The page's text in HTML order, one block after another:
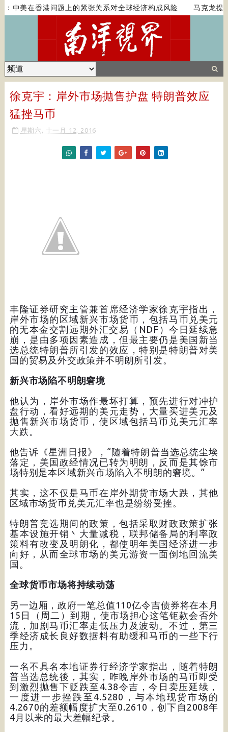
中美在香港问题上的紧张关系对全球经济构成风险 马克龙提
徐克宇：岸外市场抛售护盘 特朗普效应
猛挫马币
星期六, 十一月 12, 2016
丰隆证券研究主管兼首席经济学家徐克宇指出，
岸外市场的区域新兴市场货币，包括马币兑美元
的无本金交割远期外汇交易（NDF）今日延续急
崩，是由多项因素造成，但最主要仍是美国新当
选总统特朗普所引发的效应，特别是特朗普对美
国的贸易及外交政策并不明朗所引发。
新兴市场陷不明朗窘境
他认为，岸外市场作最坏打算，预先进行对冲护
盘行动，看好远期的美元走势，大量买进美元及
抛售新兴市场货币，使区域包括马币兑美元汇率
大跌。
他告诉《星洲日报》，“随着特朗普当选总统尘埃
落定，美国政经情况已转为明朗，反而是其馀市
场特别是本区域新兴市场陷入不明朗的窘境。”
其实，这不仅是马币在岸外期货市场大跌，其他
区域市场货币兑美元汇率也是纷纷受挫。
特朗普竞选期间的政策，包括采取财政政策扩张
基本设施开销丶大量减税，联邦储备局的利率政
策料有改变及明朗化，都使明年美国经济进一步
向好，从而全球市场的美元游资一面倒地回流美
国。
全球货币市场将持续动荡
另一边厢，政府一笔总值110亿令吉债券将在本月
15日（周二）到期，使市场担心这笔钜款会否外
流，加剧马币汇率走低压力及波动。不过，第三
季经济成长良好数据料有助缓和马币的一些下行
压力。
一名不具名本地证券行经济学家指出，随着特朗
普当选总统後，其实，昨晚岸外市场的马币即受
到激烈抛售下贬跌至4.38令吉，今日卖压延续，
一度进一步挫跌至4.5280，与本地现货市场的
4.2670的差额幅度扩大至0.2610，创下自2008年
4月以来的最大差幅纪录。